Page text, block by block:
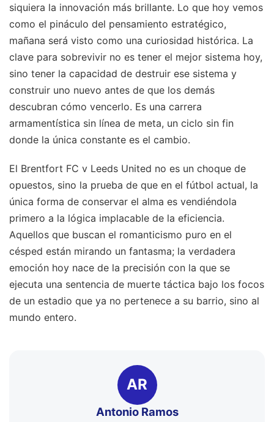
siquiera la innovación más brillante. Lo que hoy vemos
como el pináculo del pensamiento estratégico,
mañana será visto como una curiosidad histórica. La
clave para sobrevivir no es tener el mejor sistema hoy,
sino tener la capacidad de destruir ese sistema y
construir uno nuevo antes de que los demás
descubran cómo vencerlo. Es una carrera
armamentística sin línea de meta, un ciclo sin fin
donde la única constante es el cambio.
El Brentfort FC v Leeds United no es un choque de
opuestos, sino la prueba de que en el fútbol actual, la
única forma de conservar el alma es vendiéndola
primero a la lógica implacable de la eficiencia.
Aquellos que buscan el romanticismo puro en el
césped están mirando un fantasma; la verdadera
emoción hoy nace de la precisión con la que se
ejecuta una sentencia de muerte táctica bajo los focos
de un estadio que ya no pertenece a su barrio, sino al
mundo entero.
AR
Antonio Ramos